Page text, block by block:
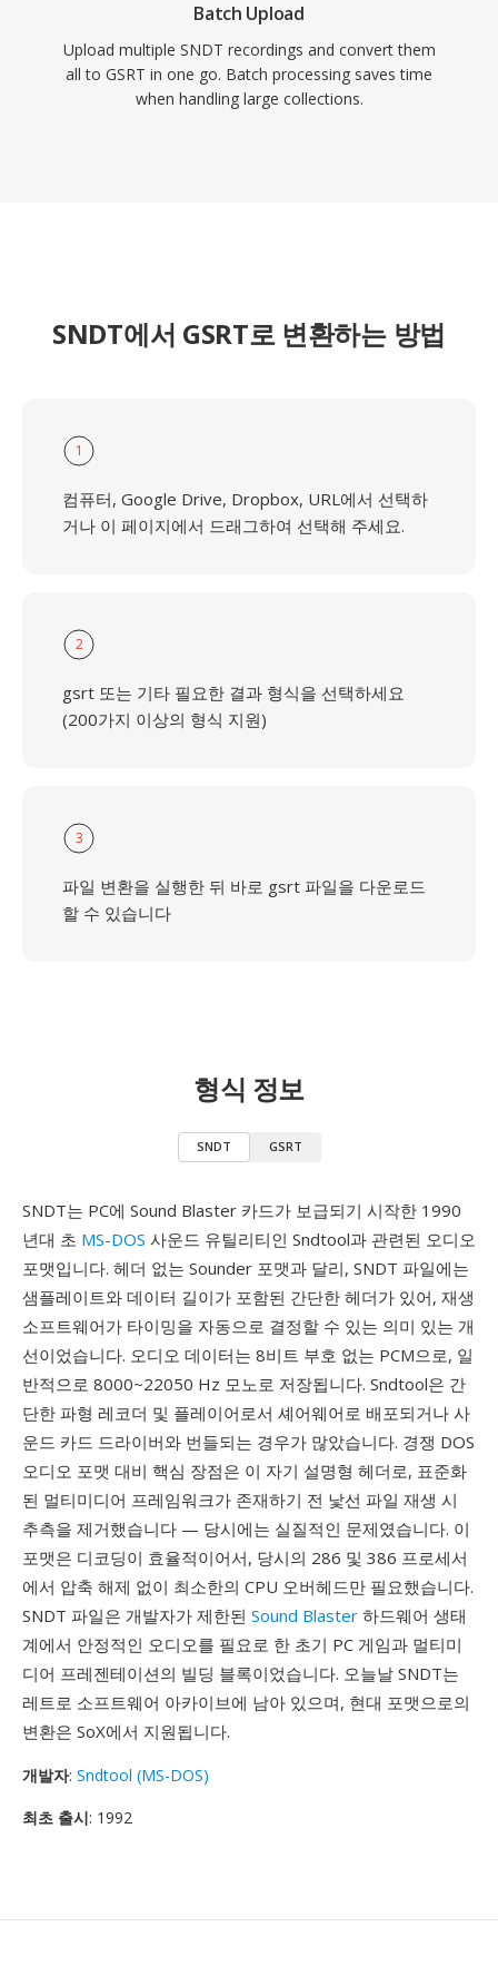
Batch Upload
Upload multiple SNDT recordings and convert them
all to GSRT in one go. Batch processing saves time
when handling large collections.
SNDT에서 GSRT로 변환하는 방법
1
컴퓨터, Google Drive, Dropbox, URL에서 선택하
거나 이 페이지에서 드래그하여 선택해 주세요.
2
gsrt 또는 기타 필요한 결과 형식을 선택하세요
(200가지 이상의 형식 지원)
3
파일 변환을 실행한 뒤 바로 gsrt 파일을 다운로드
할 수 있습니다
형식 정보
SNDT GSRT
SNDT는 PC에 Sound Blaster 카드가 보급되기 시작한 1990
년대 초 MS-DOS 사운드 유틸리티인 Sndtool과 관련된 오디오
포맷입니다. 헤더 없는 Sounder 포맷과 달리, SNDT 파일에는
샘플레이트와 데이터 길이가 포함된 간단한 헤더가 있어, 재생
소프트웨어가 타이밍을 자동으로 결정할 수 있는 의미 있는 개
선이었습니다. 오디오 데이터는 8비트 부호 없는 PCM으로, 일
반적으로 8000~22050 Hz 모노로 저장됩니다. Sndtool은 간
단한 파형 레코더 및 플레이어로서 셰어웨어로 배포되거나 사
운드 카드 드라이버와 번들되는 경우가 많았습니다. 경쟁 DOS
오디오 포맷 대비 핵심 장점은 이 자기 설명형 헤더로, 표준화
된 멀티미디어 프레임워크가 존재하기 전 낯선 파일 재생 시
추측을 제거했습니다 — 당시에는 실질적인 문제였습니다. 이
포맷은 디코딩이 효율적이어서, 당시의 286 및 386 프로세서
에서 압축 해제 없이 최소한의 CPU 오버헤드만 필요했습니다.
SNDT 파일은 개발자가 제한된 Sound Blaster 하드웨어 생태
계에서 안정적인 오디오를 필요로 한 초기 PC 게임과 멀티미
디어 프레젠테이션의 빌딩 블록이었습니다. 오늘날 SNDT는
레트로 소프트웨어 아카이브에 남아 있으며, 현대 포맷으로의
변환은 SoX에서 지원됩니다.
개발자: Sndtool (MS-DOS)
최초 출시: 1992